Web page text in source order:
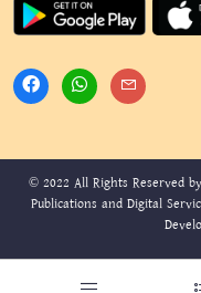
© 2022 All Rights Reserved
Publications and Digital